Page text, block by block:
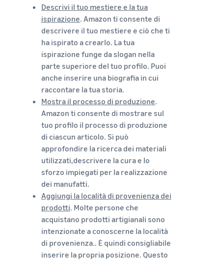
Descrivi il tuo mestiere e la tua
ispirazione. Amazon ti consente di
descrivere il tuo mestiere e ciò che ti
ha ispirato a crearlo. La tua
ispirazione funge da slogan nella
parte superiore del tuo profilo. Puoi
anche inserire una biografia in cui
raccontare la tua storia.
Mostra il processo di produzione.
Amazon ti consente di mostrare sul
tuo profilo il processo di produzione
di ciascun articolo. Si può
approfondire la ricerca dei materiali
utilizzati,descrivere la cura e lo
sforzo impiegati per la realizzazione
dei manufatti.
Aggiungi la località di provenienza dei
prodotti. Molte persone che
acquistano prodotti artigianali sono
intenzionate a conoscerne la località
di provenienza.. È quindi consigliabile
inserire la propria posizione. Questo